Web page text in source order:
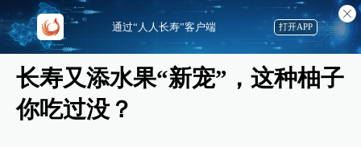
长寿又添水果“新宠”，这种柚子
你吃过没？
通过“人人长寿”客户端 打开APP